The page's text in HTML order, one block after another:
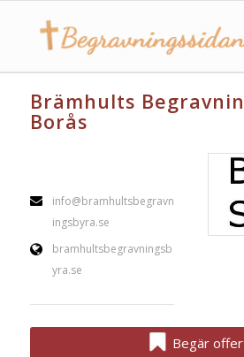
Brämhults
Borås
info@bramhultsbegravn
ingsbyra.se
bramhultsbegravningsb
yra.se
Begär